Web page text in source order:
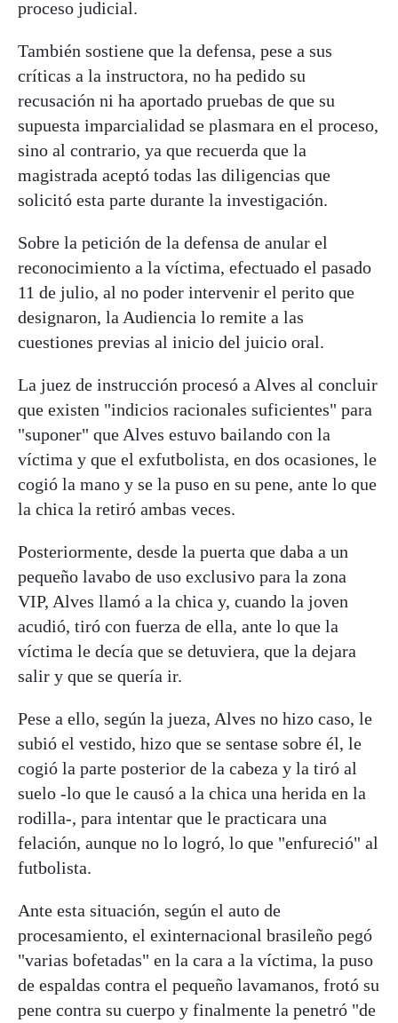
proceso judicial.
También sostiene que la defensa, pese a sus
críticas a la instructora, no ha pedido su
recusación ni ha aportado pruebas de que su
supuesta imparcialidad se plasmara en el proceso,
sino al contrario, ya que recuerda que la
magistrada aceptó todas las diligencias que
solicitó esta parte durante la investigación.
Sobre la petición de la defensa de anular el
reconocimiento a la víctima, efectuado el pasado
11 de julio, al no poder intervenir el perito que
designaron, la Audiencia lo remite a las
cuestiones previas al inicio del juicio oral.
La juez de instrucción procesó a Alves al concluir
que existen "indicios racionales suficientes" para
"suponer" que Alves estuvo bailando con la
víctima y que el exfutbolista, en dos ocasiones, le
cogió la mano y se la puso en su pene, ante lo que
la chica la retiró ambas veces.
Posteriormente, desde la puerta que daba a un
pequeño lavabo de uso exclusivo para la zona
VIP, Alves llamó a la chica y, cuando la joven
acudió, tiró con fuerza de ella, ante lo que la
víctima le decía que se detuviera, que la dejara
salir y que se quería ir.
Pese a ello, según la jueza, Alves no hizo caso, le
subió el vestido, hizo que se sentase sobre él, le
cogió la parte posterior de la cabeza y la tiró al
suelo -lo que le causó a la chica una herida en la
rodilla-, para intentar que le practicara una
felación, aunque no lo logró, lo que "enfureció" al
futbolista.
Ante esta situación, según el auto de
procesamiento, el exinternacional brasileño pegó
"varias bofetadas" en la cara a la víctima, la puso
de espaldas contra el pequeño lavamanos, frotó su
pene contra su cuerpo y finalmente la penetró "de